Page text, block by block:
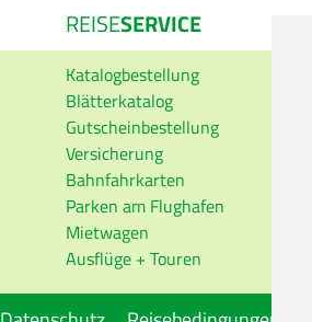
REISESERVICE
Katalogbestellung
Blätterkatalog
Gutscheinbestellung
Versicherung
Bahnfahrkarten
Parken am Flughafen
Mietwagen
Ausflüge + Touren